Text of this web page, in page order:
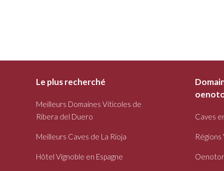
Le plus recherché
Meilleurs Domaines Viticoles de
Ribera del Duero
Meilleurs Caves de La Rioja
Hôtel Vignoble en Espagne
Caves